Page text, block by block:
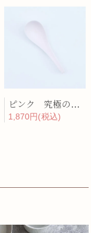
ピンク 究極のレンゲ
1,870円(税込)